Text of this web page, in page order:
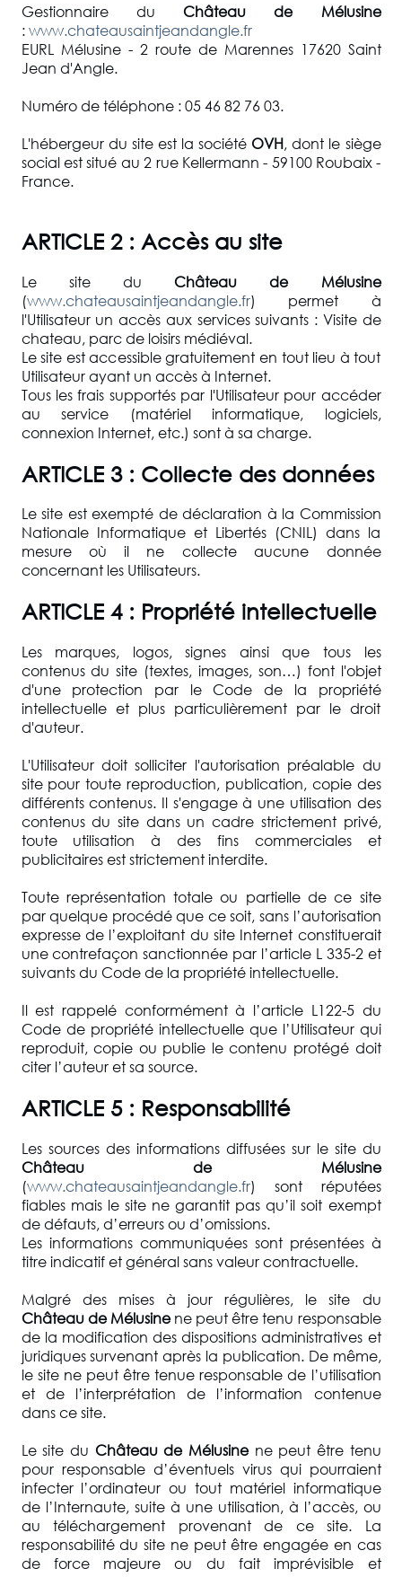
Gestionnaire du Château de Mélusine
:www.chateausaintjeandangle.fr
EURL Mélusine - 2 route de Marennes 17620 Saint
Jean d'Angle.
Numéro de téléphone : 05 46 82 76 03.
L'hébergeur du site est la société OVH, dont le siège
social est situé au 2 rue Kellermann - 59100 Roubaix -
France.
ARTICLE 2 : Accès au site
Le site duChâteau de Mélusine
(www.chateausaintjeandangle.fr) permet à
l'Utilisateur un accès aux services suivants : Visite de
chateau, parc de loisirs médiéval.
Le site est accessible gratuitement en tout lieu à tout
Utilisateur ayant un accès à Internet.
Tous les frais supportés par l'Utilisateur pour accéder
au service (matériel informatique, logiciels,
connexion Internet, etc.) sont à sa charge.
ARTICLE 3 : Collecte des données
Le site est exempté de déclaration à la Commission
Nationale Informatique et Libertés (CNIL) dans la
mesure où il ne collecte aucune donnée
concernant les Utilisateurs.
ARTICLE 4 : Propriété intellectuelle
Les marques, logos, signes ainsi que tous les
contenus du site (textes, images, son…) font l'objet
d'une protection par le Code de la propriété
intellectuelle et plus particulièrement par le droit
d'auteur.
L'Utilisateur doit solliciter l'autorisation préalable du
site pour toute reproduction, publication, copie des
différents contenus. Il s'engage à une utilisation des
contenus du site dans un cadre strictement privé,
toute utilisation à des fins commerciales et
publicitaires est strictement interdite.
Toute représentation totale ou partielle de ce site
par quelque procédé que ce soit, sans l’autorisation
expresse de l’exploitant du site Internet constituerait
une contrefaçon sanctionnée par l’article L 335-2 et
suivants du Code de la propriété intellectuelle.
Il est rappelé conformément à l’article L122-5 du
Code de propriété intellectuelle que l’Utilisateur qui
reproduit, copie ou publie le contenu protégé doit
citer l’auteur et sa source.
ARTICLE 5 : Responsabilité
Les sources des informations diffusées sur le site du
Château de Mélusine
(www.chateausaintjeandangle.fr) sont réputées
fiables mais le site ne garantit pas qu’il soit exempt
de défauts, d’erreurs ou d’omissions.
Les informations communiquées sont présentées à
titre indicatif et général sans valeur contractuelle.
Malgré des mises à jour régulières, le site du
Château de Mélusinene peut être tenu responsable
de la modification des dispositions administratives et
juridiques survenant après la publication. De même,
le site ne peut être tenue responsable de l’utilisation
et de l’interprétation de l’information contenue
dans ce site.
Le site du Château de Mélusinene peut être tenu
pour responsable d’éventuels virus qui pourraient
infecter l’ordinateur ou tout matériel informatique
de l’Internaute, suite à une utilisation, à l’accès, ou
au téléchargement provenant de ce site. La
responsabilité du site ne peut être engagée en cas
de force majeure ou du fait imprévisible et